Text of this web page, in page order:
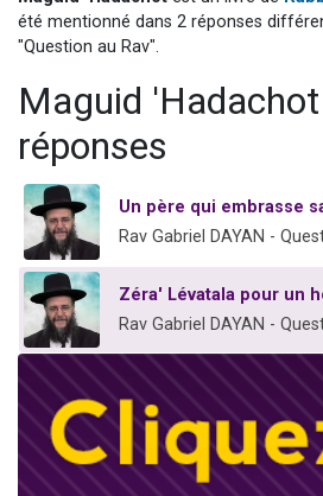
Il reste 49 places pour
été mentionné dans 2 réponses
"Question au Rav".
Maguid
réponses
Un père qui embrasse
Rav Gabriel DAYAN -
Zéra' Lévatala pour un
Rav Gabriel DAYAN -